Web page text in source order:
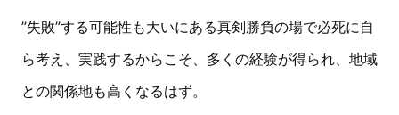
”失敗”する可能性も大いにある真剣勝負の場で必死に自
ら考え、実践するからこそ、多くの経験が得られ、地域
との関係地も高くなるはず。